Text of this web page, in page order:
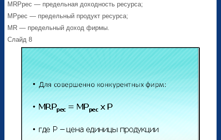
MRPрес — предельная доходность ресурса;
MPрес — предельный продукт ресурса;
MR — предельный доход фирмы.
Слайд 8